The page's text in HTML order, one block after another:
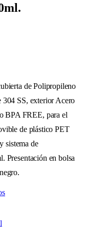
de Polipropileno
304 SS, exterior Acero
BPA FREE, para el
de plástico PET
sistema de
Presentación en bolsa